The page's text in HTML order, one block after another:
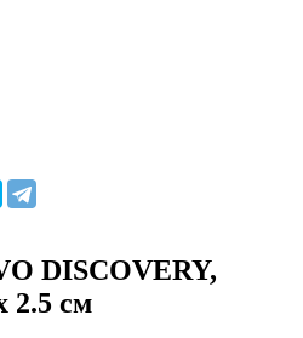
DISCOVERY,
2.5 см